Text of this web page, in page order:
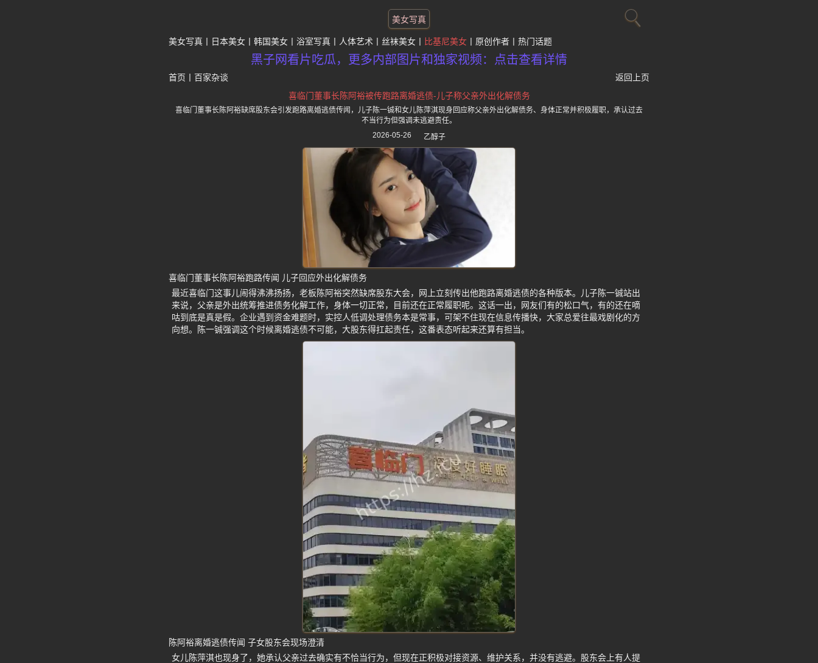
美女写真
美女写真 日本美女 韩国美女 浴室写真 人体艺术 丝袜美女 比基尼美女 原创作者 热门话题
黑子网看片吃瓜，更多内部图片和独家视频：点击查看详情
首页 百家杂谈
返回上页
喜临门董事长陈阿裕被传跑路离婚逃债-儿子称父亲外出化解债务
喜临门董事长陈阿裕缺席股东会引发跑路离婚逃债传闻，儿子陈一铖和女儿陈萍淇现身回应称父亲外出化解债务、身体正常并积极履职，承认过去
不当行为但强调未逃避责任。
2026-05-26
乙醇子
喜临门董事长陈阿裕跑路传闻 儿子回应外出化解债务
最近喜临门这事儿闹得沸沸扬扬，老板陈阿裕突然缺席股东大会，网上立刻传出他跑路离婚逃债的各种版本。儿子陈一铖站出
来说，父亲是外出统筹推进债务化解工作，身体一切正常，目前还在正常履职呢。这话一出，网友们有的松口气，有的还在嘀
咕到底是真是假。企业遇到资金难题时，实控人低调处理债务本是常事，可架不住现在信息传播快，大家总爱往最戏剧化的方
向想。陈一铖强调这个时候离婚逃债不可能，大股东得扛起责任，这番表态听起来还算有担当。
陈阿裕离婚逃债传闻 子女股东会现场澄清
女儿陈萍淇也现身了，她承认父亲过去确实有不恰当行为，但现在正积极对接资源、维护关系，并没有逃避。股东会上有人提